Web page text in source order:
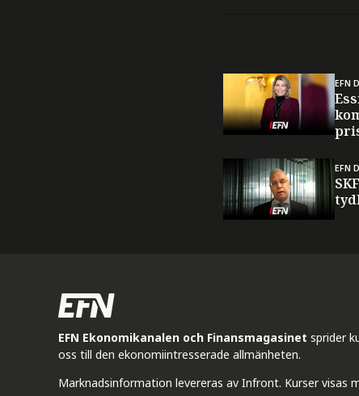
EFN
EFN
EFN Ekonomikanalen och Finansmagasinet sprider
oss till den ekonomiintresserade allmänheten.
Marknadsinformation levereras av Infront. Kurser visas